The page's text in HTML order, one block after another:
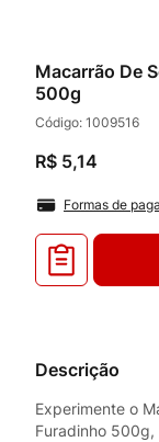
Macarrão De
500g
Código: 1009516
R$ 5,14
Formas de
Descrição
Experimente o
Furadinho